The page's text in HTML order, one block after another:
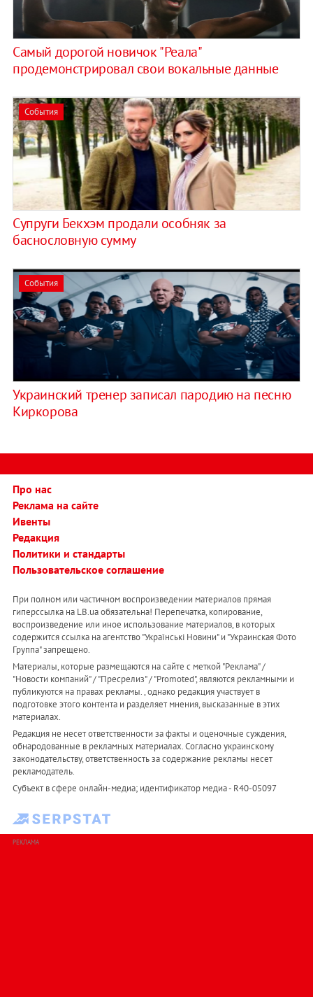
Самый дорогой новичок "Реала"
продемонстрировал свои вокальные данные
События
Супруги Бекхэм продали особняк за
баснословную сумму
События
Украинский тренер записал пародию на песню
Киркорова
Про нас
Реклама на сайте
Ивенты
Редакция
Политики и стандарты
Пользовательское соглашение
При полном или частичном воспроизведении материалов прямая
гиперссылка на LB.ua обязательна! Перепечатка, копирование,
воспроизведение или иное использование материалов, в которых
содержится ссылка на агентство "Українськi Новини" и "Украинская Фото
Группа" запрещено.
Материалы, которые размещаются на сайте с меткой "Реклама" /
"Новости компаний" / "Пресрелиз" / "Promoted", являются рекламными и
публикуются на правах рекламы. , однако редакция участвует в
подготовке этого контента и разделяет мнения, высказанные в этих
материалах.
Редакция не несет ответственности за факты и оценочные суждения,
обнародованные в рекламных материалах. Согласно украинскому
законодательству, ответственность за содержание рекламы несет
рекламодатель.
Субъект в сфере онлайн-медиа; идентификатор медиа - R40-05097
РЕКЛАМА